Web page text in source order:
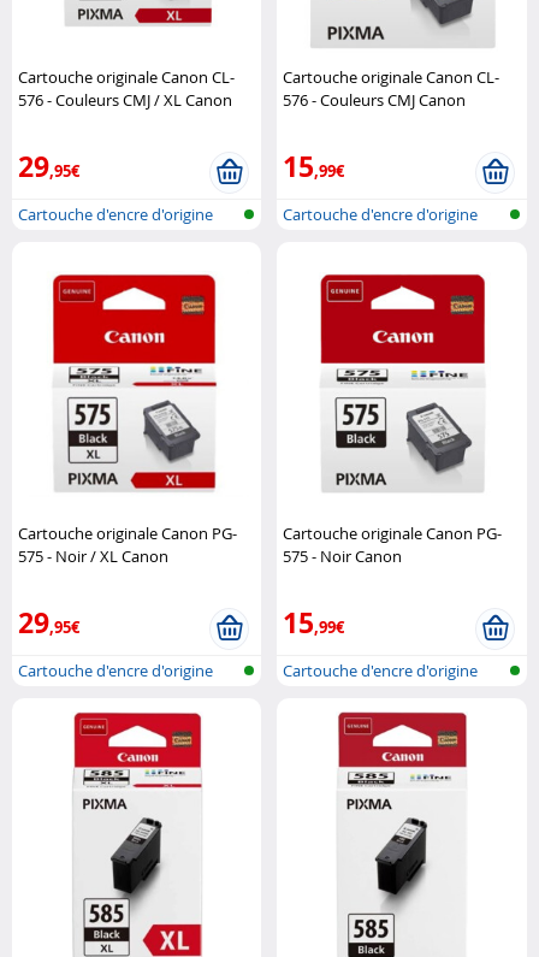
Cartouche originale Canon CL-
576 - Couleurs CMJ / XL Canon
29,95€
Cartouche d'encre d'origine
Cartouche originale Canon CL-
576 - Couleurs CMJ Canon
15,99€
Cartouche d'encre d'origine
Cartouche originale Canon PG-
575 - Noir / XL Canon
29,95€
Cartouche d'encre d'origine
Cartouche originale Canon PG-
575 - Noir Canon
15,99€
Cartouche d'encre d'origine